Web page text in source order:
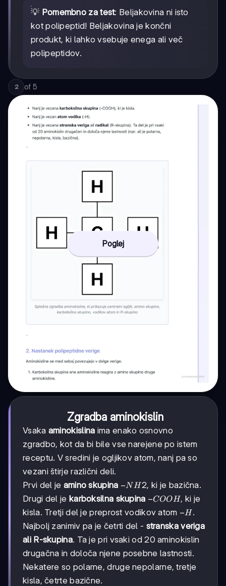
💡 Pomembno za test: Beljakovina ni isto
kot polipeptid! Beljakovina je končni
produkt, ki lahko vsebuje enega ali več
polipeptidov.
2 of 5
Poglej
Zgradba aminokislin
Vsaka aminokislina ima enako osnovno
zgradbo, kot da bi bile vse narejene po istem
receptu. V sredini je ogljikov atom, nanj pa so
vezani štirje različni deli.
Prvi del je amino skupina -
NH2
−NH2, ki je bazična.
Drugi del je karboksilna skupina -
COOH
−COOH, ki je
kisla. Tretji del je preprost vodikov atom -
H
−H.
Najbolj zanimiv pa je četrti del - stranska veriga
ali R-skupina. Ta je pri vsaki od 20 aminokislin
drugačna in določa njene posebne lastnosti.
Nekatere so polarne, druge nepolarne, tretje
kisla, četrte bazične.